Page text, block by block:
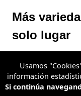
Más
solo lugar
categorías que
verduras, carnes,
Usamos
información
Si continúa